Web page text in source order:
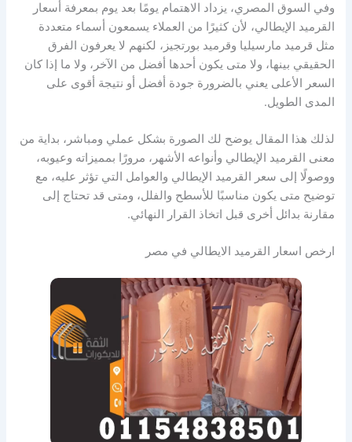
وفي السوق المصري، يزداد الاهتمام يومًا بعد يوم بمعرفة أسعار
القرميد الإيطالي، لأن كثيرًا من العملاء يسمعون أسماء متعددة
مثل قرميد مارسيليا وقرميد بورتجيز، لكنهم لا يعرفون الفرق
الحقيقي بينها، ولا متى يكون أحدها أفضل من الآخر، ولا ما إذا كان
السعر الأعلى يعني بالضرورة جودة أفضل أو نتيجة أقوى على
المدى الطويل.
لذلك هذا المقال يوضح لك الصورة بشكل عملي ومباشر، بداية من
معنى القرميد الإيطالي وأنواعه الأشهر، مرورًا بمميزاته وعيوبه،
ووصولًا إلى سعر القرميد الإيطالي والعوامل التي تؤثر عليه، مع
توضيح متى يكون مناسبًا للأسطح والفلل، ومتى قد تحتاج إلى
مقارنة بدائل أخرى قبل اتخاذ القرار النهائي.
ارخص اسعار القرميد الايطالي في مصر